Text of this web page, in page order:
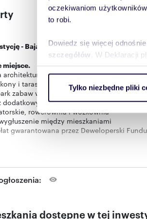
oczekiwaniom
to robi.
Dowiedz się więcej
szczegółów . W Deklaracji
ruch w naszej witrynie.
reklamowym i
uzyskanymi podczas
Tylko niezbędne pliki
- Baja Piaśniki
miejsce.
architektura zatopiona w zieleni, w cichej
i tarasy do 80m2
zabaw w zieleni
dodatkowymi przestrzeniami do pracy
rowerownia i wózkownia
między mieszkaniami
gwarantowana przez Deweloperski
budowy:
sąsiedztwie znajdziesz:
dostępne w tej